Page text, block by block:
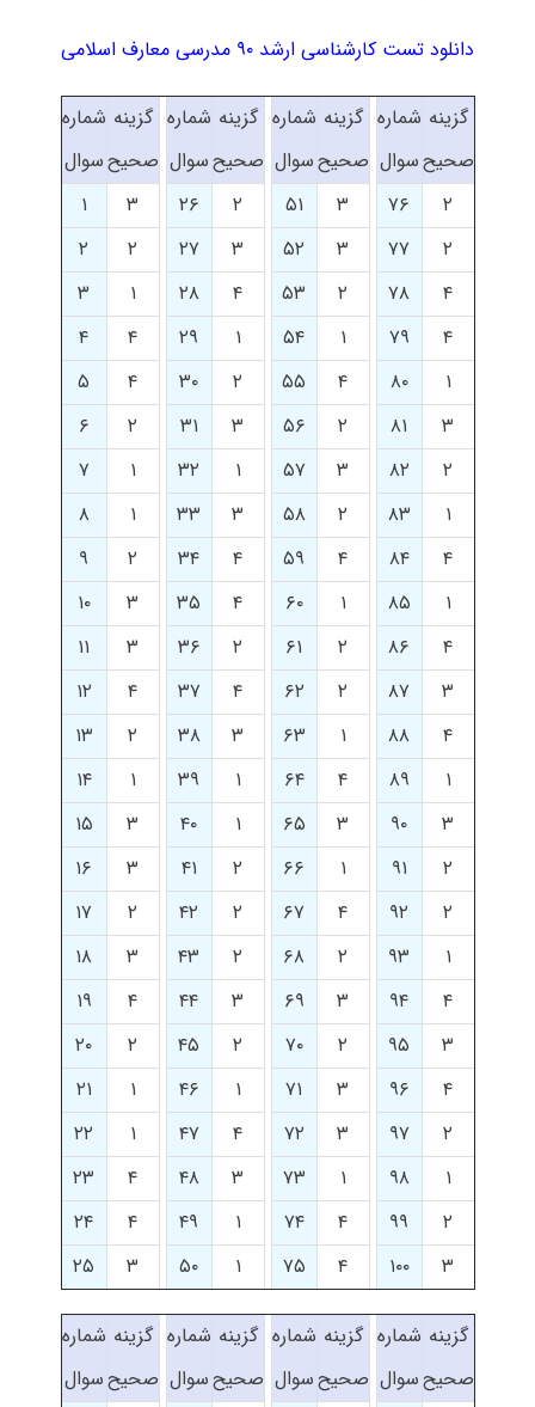
دانلود تست کارشناسی ارشد ۹۰ مدرسی معارف اسلامی
گزینه
صحیح
شماره
سوال
گزینه
صحیح
شماره
سوال
گزینه
صحیح
شماره
سوال
گزینه
صحیح
شماره
سوال
۲
۷۶ ۳ ۵۱ ۲ ۲۶ ۳
۱
۲
۷۷ ۳ ۵۲ ۳ ۲۷ ۲
۲
۴
۷۸ ۲ ۵۳ ۴ ۲۸ ۱
۳
۴
۷۹ ۱ ۵۴ ۱ ۲۹ ۴
۴
۱
۸۰ ۴ ۵۵ ۲ ۳۰ ۴
۵
۳
۸۱ ۲ ۵۶ ۳ ۳۱ ۲
۶
۲
۸۲ ۳ ۵۷ ۱ ۳۲ ۱
۷
۱
۸۳ ۲ ۵۸ ۳ ۳۳ ۱
۸
۴
۸۴ ۴ ۵۹ ۴ ۳۴ ۲
۹
۱
۸۵ ۱ ۶۰ ۴ ۳۵ ۳
۱۰
۴
۸۶ ۲ ۶۱ ۲ ۳۶ ۳
۱۱
۳
۸۷ ۲ ۶۲ ۴ ۳۷ ۴
۱۲
۴
۸۸ ۱ ۶۳ ۳ ۳۸ ۲
۱۳
۱
۸۹ ۴ ۶۴ ۱ ۳۹ ۱
۱۴
۳
۹۰ ۳ ۶۵ ۱ ۴۰ ۳
۱۵
۲
۹۱ ۱ ۶۶ ۲ ۴۱ ۳
۱۶
۲
۹۲ ۴ ۶۷ ۲ ۴۲ ۲
۱۷
۱
۹۳ ۲ ۶۸ ۲ ۴۳ ۳
۱۸
۴
۹۴ ۳ ۶۹ ۳ ۴۴ ۴
۱۹
۳
۹۵ ۲ ۷۰ ۲ ۴۵ ۲
۲۰
۴
۹۶ ۳ ۷۱ ۱ ۴۶ ۱
۲۱
۲
۹۷ ۳ ۷۲ ۴ ۴۷ ۱
۲۲
۱
۹۸ ۱ ۷۳ ۳ ۴۸ ۴
۲۳
۲
۹۹ ۴ ۷۴ ۱ ۴۹ ۴
۲۴
۳
۱۰۰ ۴ ۷۵ ۱ ۵۰ ۳ ۲۵
گزینه
صحیح
شماره
سوال
گزینه
صحیح
شماره
سوال
گزینه
صحیح
شماره
سوال
گزینه
صحیح
شماره
سوال